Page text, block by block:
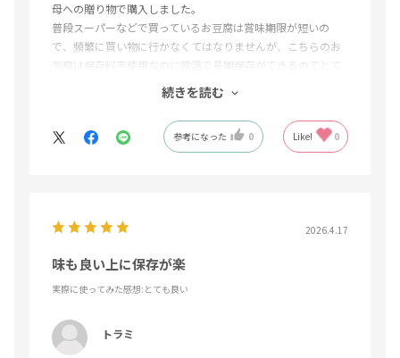
母への贈り物で購入しました。
普段スーパーなどで買っているお豆腐は賞味期限が短いの
で、頻繁に買い物に行かなくてはなりませんが、こちらのお
豆腐は保存料不使用なのに常温で長期保存ができるのでとて
母にも「大豆の甘みがしっかりあって、濃厚で美味しい！」
なくなった頃にまたリピートしたいと思います。
続きを読む
参考になった 0 Like! 0
2026.4.17
味も良い上に保存が楽
実際に使ってみた感想:とても良い
トラミ